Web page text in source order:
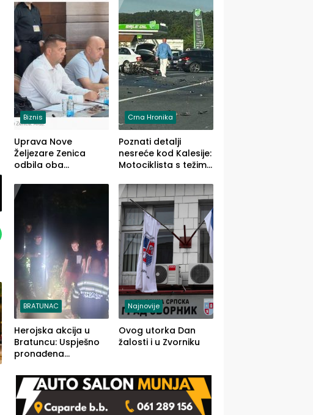
Biznis
Uprava Nove
Željezare Zenica
odbila oba
FBiH: Ustrajni da je
stečaj jedino rješenje
Crna Hronika
Poznati detalji
nesreće kod Kalesije:
Motociklista s težim,
lakšim povredama
BRATUNAC
Herojska akcija u
Bratuncu: Uspješno
pronađena
a Ivanka Lazić,
rodom iz Kravice.
Najnovije
Ovog utorka Dan
žalosti i u Zvorniku